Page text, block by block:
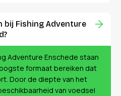
bij Fishing Adventure
Adventure Enschede staan
formaat bereiken dat
Door de diepte van het
van voedsel